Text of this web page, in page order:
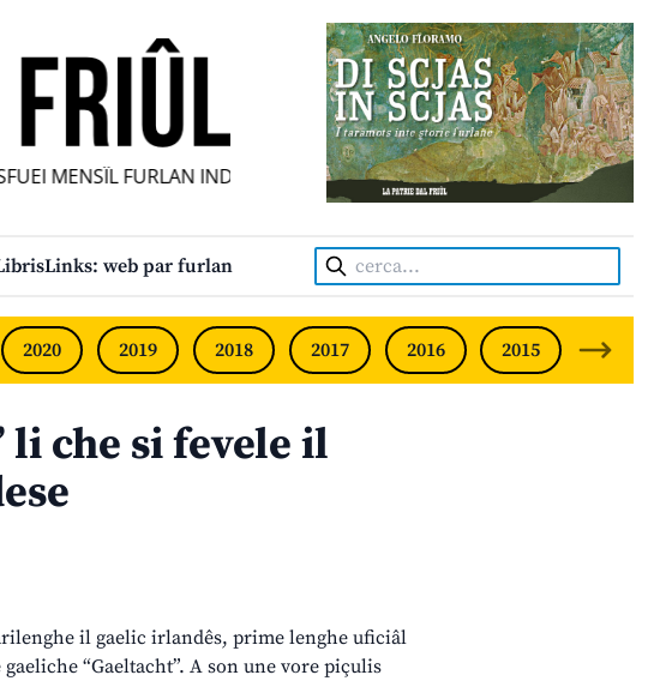
MENSÎL FURLAN INDIPENDENT • INDEPENDENT FRIULIAN MONTHLY •
Links: web par furlan Cerca:
2020 2019 2018 2017 2016 2015 2014
li che si fevele il
il gaelic irlandês, prime lenghe uficiâl
“Gaeltacht”. A son une vore piçulis